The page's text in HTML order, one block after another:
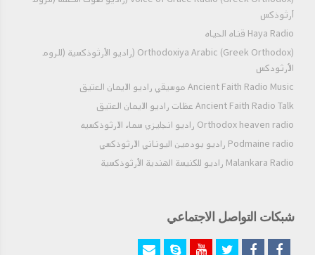
أرثوذكس
Haya Radio قناه الحياه
Orthodoxiya Arabic (Greek Orthodox) (راديو الأرثوذكسية (للروم
الأرثودكس
Ancient Faith Radio Music موسيقي راديو الايمان العتيق
Ancient Faith Radio Talk عظات راديو الايمان العتيق
Orthodox heaven radio راديو انجليزي سماء الارثوذكسيه
Podmaine radio راديو بودمين اليوناني الارثوذكسي
Malankara Radio راديو للكنيسة الهندية الأرثوذكسية
شبكات التواصل الاجتماعي